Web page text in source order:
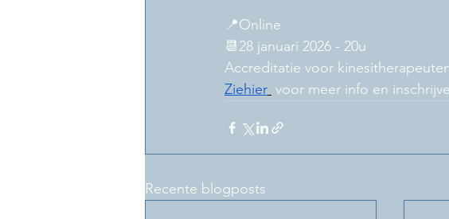
📍Online
📆28 januari 2026 - 20u
Accreditatie voor
Ziehier voor meer info en
Recente blogposts